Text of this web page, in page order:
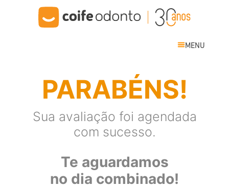
MENU
PARABÉNS!
Sua avaliação foi agendada
com sucesso.
Te aguardamos
no dia combinado!